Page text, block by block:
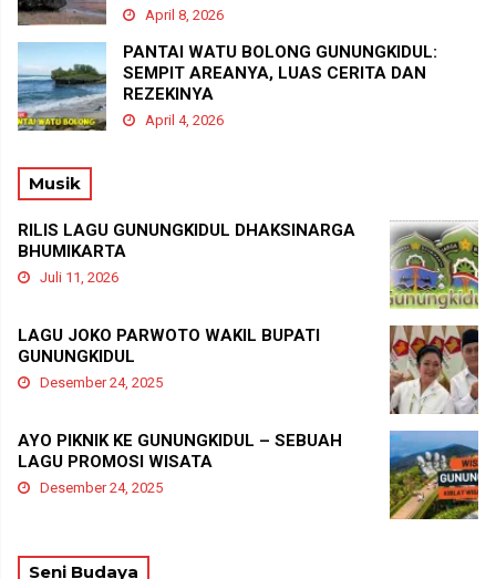
April 8, 2026
PANTAI WATU BOLONG GUNUNGKIDUL:
SEMPIT AREANYA, LUAS CERITA DAN
REZEKINYA
April 4, 2026
Musik
RILIS LAGU GUNUNGKIDUL DHAKSINARGA
BHUMIKARTA
Juli 11, 2026
LAGU JOKO PARWOTO WAKIL BUPATI
GUNUNGKIDUL
Desember 24, 2025
AYO PIKNIK KE GUNUNGKIDUL – SEBUAH
LAGU PROMOSI WISATA
Desember 24, 2025
Seni Budaya